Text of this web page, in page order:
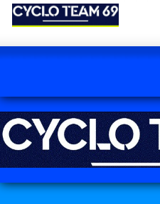
Panneau de gestion des cookies